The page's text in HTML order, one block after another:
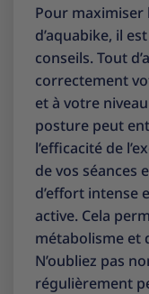
Pour maximiser
d’aquabike, il
conseils. Tout
correctement
et à votre
posture peut
l’efficacité de
de vos séances
d’effort intense
active. Cela
métabolisme et
N’oubliez pas
régulièrement